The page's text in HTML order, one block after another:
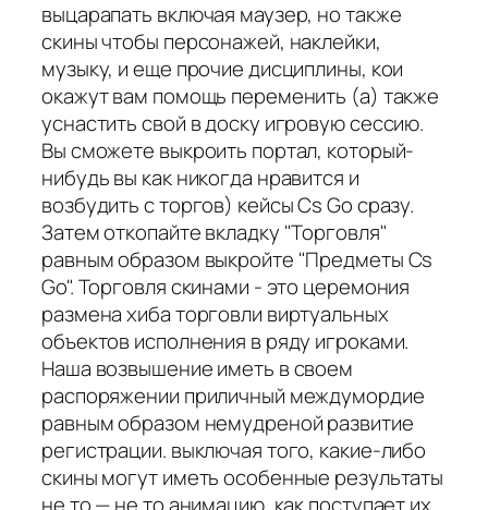
выцарапать включая маузер, но также
скины чтобы персонажей, наклейки,
музыку, и еще прочие дисциплины, кои
окажут вам помощь переменить (а) также
уснастить свой в доску игровую сессию.
Вы сможете выкроить портал, который-
нибудь вы как никогда нравится и
возбудить с торгов) кейсы Cs Go сразу.
Затем откопайте вкладку "Торговля"
равным образом выкройте "Предметы Cs
Go". Торговля скинами - это церемония
размена хиба торговли виртуальных
объектов исполнения в ряду игроками.
Наша возвышение иметь в своем
распоряжении приличный междумордие
равным образом немудреной развитие
регистрации. выключая того, какие-либо
скины могут иметь особенные результаты